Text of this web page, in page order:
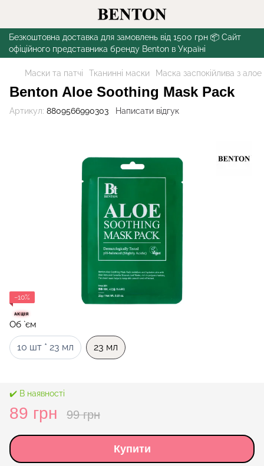
Безкоштовна доставка для замовлень від 1500 грн 📦 Сайт
офіційного представника бренду Benton в Україні
Маски та патчі Тканинні маски Маска заспокійлива з
Benton Aloe Soothing Mask Pack
Артикул: 8809566990303 Написати відгук
−10%
Об `єм
10 шт * 23 мл 23 мл
✔️ В наявності
89 грн 99 грн
Купити